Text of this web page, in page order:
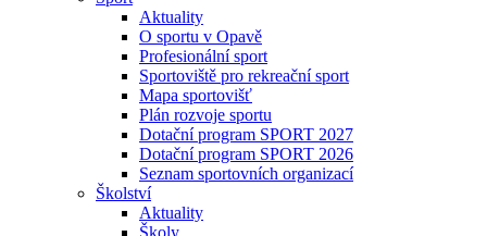
Aktuality
O sportu v Opavě
Profesionální sport
Sportoviště pro rekreační sport
Mapa sportovišť
Plán rozvoje sportu
Dotační program SPORT 2027
Dotační program SPORT 2026
Seznam sportovních organizací
Školství
Aktuality